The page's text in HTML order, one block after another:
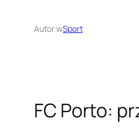
Autor:wSport
FC Porto: